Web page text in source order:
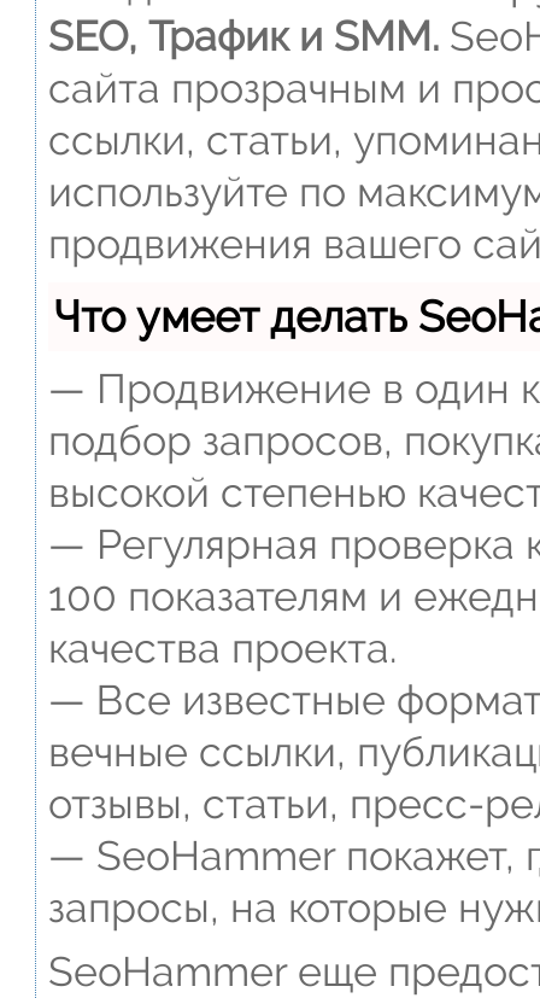
SEO, Трафик и SMM.
сайта прозрачным и
ссылки, статьи,
используйте по
продвижения вашего
Что умеет делать
— Продвижение в один
подбор запросов,
высокой степенью
— Регулярная проверка
100 показателям и
качества проекта.
— Все известные
вечные ссылки,
отзывы, статьи, пресс-
— SeoHammer покажет,
запросы, на которые
SeoHammer еще